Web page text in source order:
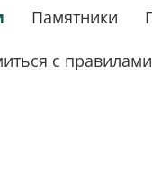
Памятники
с